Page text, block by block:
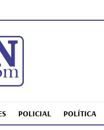
POLICIAL POLÍTICA